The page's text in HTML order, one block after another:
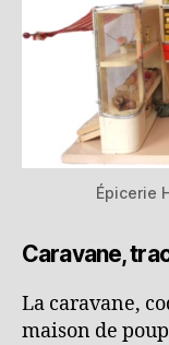
Épicerie
Caravane,
La caravane,
maison de